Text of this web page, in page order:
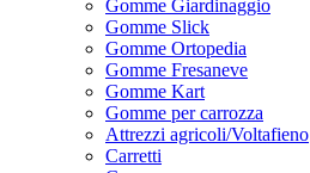
Gomme Giardinaggio
Gomme Slick
Gomme Ortopedia
Gomme Fresaneve
Gomme Kart
Gomme per carrozza
Attrezzi agricoli/Voltafieno
Carretti